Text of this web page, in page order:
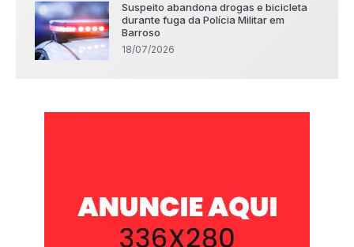
Suspeito abandona drogas e bicicleta
durante fuga da Polícia Militar em
Barroso
18/07/2026